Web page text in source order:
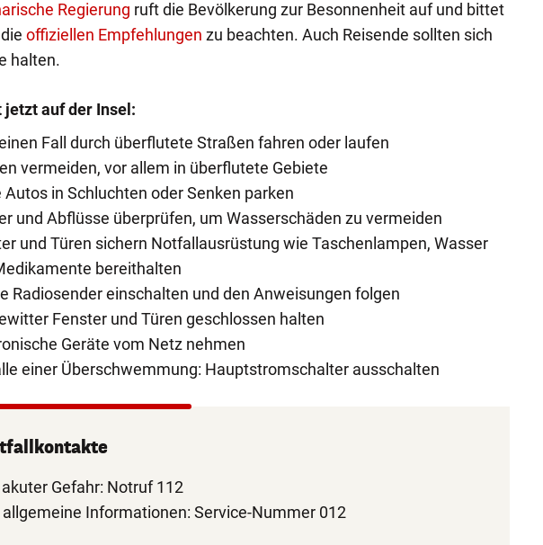
Regierung ruft die Bevölkerung zur Besonnenheit auf und bittet
offiziellen Empfehlungen zu beachten. Auch Reisende sollten sich
halten.
jetzt auf der Insel:
Fall durch überflutete Straßen fahren oder laufen
vermeiden, vor allem in überflutete Gebiete
Autos in Schluchten oder Senken parken
und Abflüsse überprüfen, um Wasserschäden zu vermeiden
und Türen sichern Notfallausrüstung wie Taschenlampen, Wasser
bereithalten
Radiosender einschalten und den Anweisungen folgen
Fenster und Türen geschlossen halten
Geräte vom Netz nehmen
einer Überschwemmung: Hauptstromschalter ausschalten
akuter Gefahr: Notruf 112
allgemeine Informationen: Service-Nummer 012